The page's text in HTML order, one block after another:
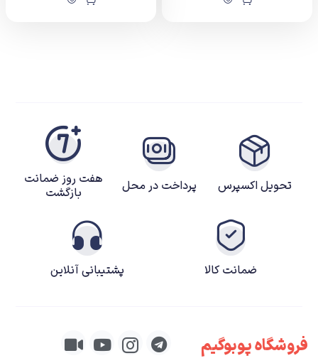
تحویل اکسپرس پرداخت در محل
هفت روز ضمانت
بازگشت
ضمانت کالا پشتیبانی آنلاین
فروشگاه پوبوگیم